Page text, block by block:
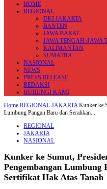
HOME
REGIONAL
DKI JAKARTA
BANTEN
JAWA BARAT
JAWA TENGAH /JAWA
KALIMANTAN
SUMATRA
NASIONAL
NEWS
PRESS RELEASE
REDAKSI
HUBUNGI KAMI
Home REGIONAL JAKARTA Kunker ke
Lumbung Pangan Baru dan Serahkan...
REGIONAL
JAKARTA
NASIONAL
Kunker ke Sumut,
Pengembangan Lumbung
Sertifikat Hak Atas Tanah